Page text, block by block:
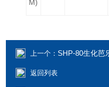
M)
上一个： SHP-80生化芭
返回列表